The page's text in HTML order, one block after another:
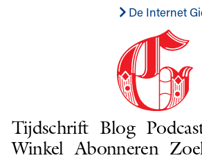
De Internet
Tijdschrift Blog
Winkel Abonneren